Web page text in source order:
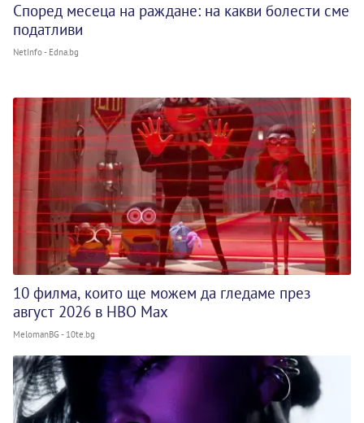
Според месеца на раждане: на какви болести сме
податливи
NetInfo - Edna.bg
10 филма, които ще можем да гледаме през
август 2026 в HBO Max
MelomanBG - 10te.bg